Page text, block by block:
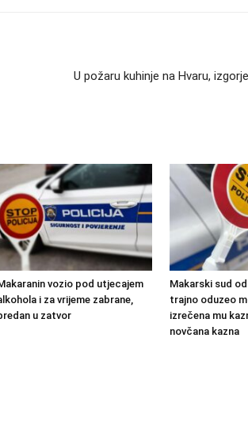
U požaru kuhinje na Hvaru,
vozio pod utjecajem
i za vrijeme zabrane,
u zatvor
Makarski sud
trajno oduzeo
izrečena mu
novčana kazna